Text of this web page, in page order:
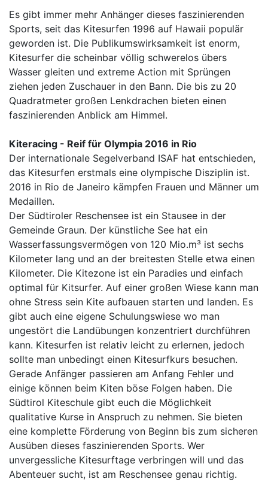
Es gibt immer mehr Anhänger dieses faszinierenden
Sports, seit das Kitesurfen 1996 auf Hawaii populär
geworden ist. Die Publikumswirksamkeit ist enorm,
Kitesurfer die scheinbar völlig schwerelos übers
Wasser gleiten und extreme Action mit Sprüngen
ziehen jeden Zuschauer in den Bann. Die bis zu 20
Quadratmeter großen Lenkdrachen bieten einen
faszinierenden Anblick am Himmel.
Kiteracing - Reif für Olympia 2016 in Rio
Der internationale Segelverband ISAF hat entschieden,
das Kitesurfen erstmals eine olympische Disziplin ist.
2016 in Rio de Janeiro kämpfen Frauen und Männer um
Medaillen.
Der Südtiroler Reschensee ist ein Stausee in der
Gemeinde Graun. Der künstliche See hat ein
Wasserfassungsvermögen von 120 Mio.m³ ist sechs
Kilometer lang und an der breitesten Stelle etwa einen
Kilometer. Die Kitezone ist ein Paradies und einfach
optimal für Kitsurfer. Auf einer großen Wiese kann man
ohne Stress sein Kite aufbauen starten und landen. Es
gibt auch eine eigene Schulungswiese wo man
ungestört die Landübungen konzentriert durchführen
kann. Kitesurfen ist relativ leicht zu erlernen, jedoch
sollte man unbedingt einen Kitesurfkurs besuchen.
Gerade Anfänger passieren am Anfang Fehler und
einige können beim Kiten böse Folgen haben. Die
Südtirol Kiteschule gibt euch die Möglichkeit
qualitative Kurse in Anspruch zu nehmen. Sie bieten
eine komplette Förderung von Beginn bis zum sicheren
Ausüben dieses faszinierenden Sports. Wer
unvergessliche Kitesurftage verbringen will und das
Abenteuer sucht, ist am Reschensee genau richtig.